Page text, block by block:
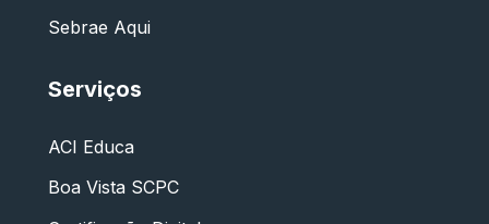
Sebrae Aqui
Serviços
ACI Educa
Boa Vista SCPC